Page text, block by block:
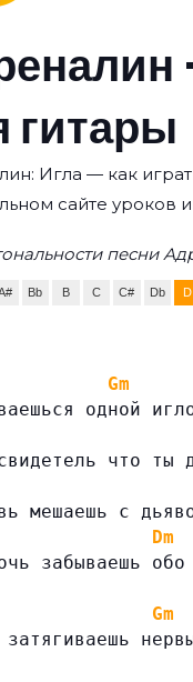
гитары
Игла — как
сайте уроков
песни
Bb B C C# Db D
Gm
одной
что ты
мешаешь с
Dm
забываешь обо
Gm
затягиваешь